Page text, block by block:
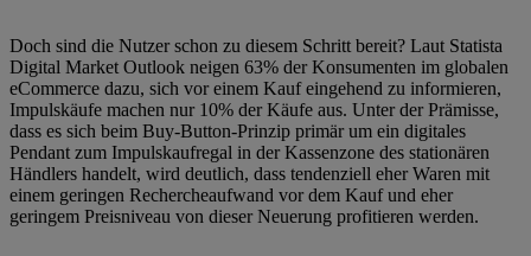
Doch sind die Nutzer schon zu diesem Schritt bereit? Laut Statista
Digital Market Outlook neigen 63% der Konsumenten im globalen
eCommerce dazu, sich vor einem Kauf eingehend zu informieren,
Impulskäufe machen nur 10% der Käufe aus. Unter der Prämisse,
dass es sich beim Buy-Button-Prinzip primär um ein digitales
Pendant zum Impulskaufregal in der Kassenzone des stationären
Händlers handelt, wird deutlich, dass tendenziell eher Waren mit
einem geringen Rechercheaufwand vor dem Kauf und eher
geringem Preisniveau von dieser Neuerung profitieren werden.